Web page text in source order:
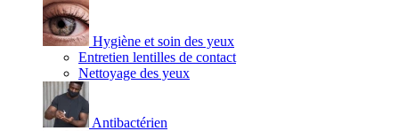
Hygiène et soin des yeux
Entretien lentilles de contact
Nettoyage des yeux
Antibactérien